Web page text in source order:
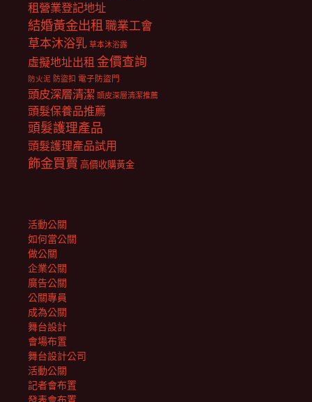
租營業登記地址
結婚黃金出租職業工會
草本沐浴乳 草本沐浴露
虛擬地址出租 金價查詢
防火泥 防盜扣 電子防盜門
頭皮深層清潔 頭皮深層清潔推薦
頭髮保養品推薦
頭髮護理產品
頭髮護理產品試用
飾金買賣 高價收購黃金
活動公關
如何當公關
做公關
企業公關
廣告公關
公關專員
成為公關
舞台設計
會場布置
舞台設計公司
活動公關
記者會布置